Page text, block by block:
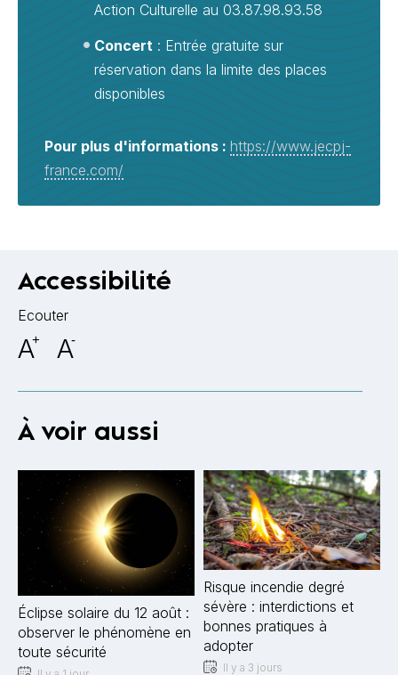
Action Culturelle au 03.87.98.93.58
Concert : Entrée gratuite sur
réservation dans la limite des places
disponibles
Pour plus d'informations : https://www.jecpj-
france.com/
Accessibilité
Ecouter
A+ A-
À voir aussi
Éclipse solaire du 12 août :
observer le phénomène en
toute sécurité
Risque incendie degré
sévère : interdictions et
bonnes pratiques à
adopter
Il y a 3 jours